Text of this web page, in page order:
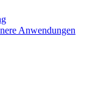
Anwendungen